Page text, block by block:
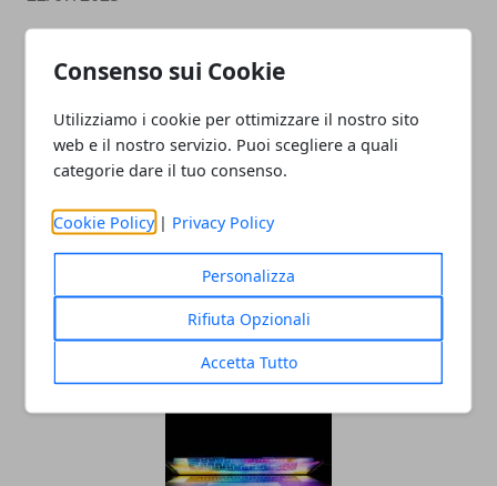
Consenso sui Cookie
Utilizziamo i cookie per ottimizzare il nostro sito
web e il nostro servizio. Puoi scegliere a quali
categorie dare il tuo consenso.
Cookie Policy | Privacy Policy
Personalizza
Rifiuta Opzionali
Accetta Tutto
Valutazione orologi Rolex online, come
scegliere il miglior compro Rolex online
23/05/2023